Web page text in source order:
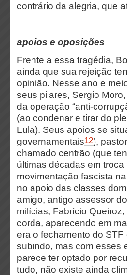
contrário da alegria, que
apoios e oposições
Frente a essa tragédia,
ainda que sua rejeição
opinião. Nesse ano e
seus pilares, Sergio
da operação “anti-
(ao condenar e tirar do
Lula). Seus apoios se
governamentais12),
chamado centrão (que
últimas décadas em
movimentação fascista
no apoio das classes
amigo, antigo assessor
milícias, Fabrício
corda, aparecendo em
era o fechamento do
subindo, mas com esses
parece ter optado por
tudo, não existe ainda